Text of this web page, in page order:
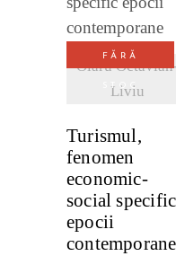
FĂRĂ
STOC
Olaru
Liviu
DETALII
Turismul,
fenomen
economic-
social specific
epocii
contemporane